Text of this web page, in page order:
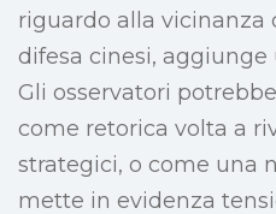
riguardo alla vicinanza
difesa cinesi,
Gli osservatori
come retorica volta a
strategici, o come una
mette in evidenza